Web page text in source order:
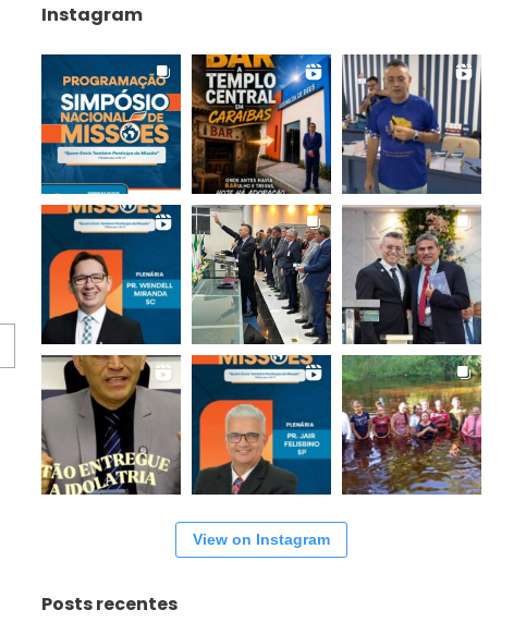
Instagram
View on Instagram
Posts recentes